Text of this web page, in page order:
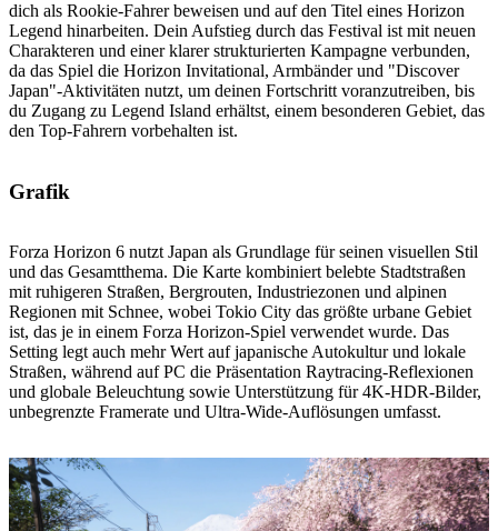
dich als Rookie-Fahrer beweisen und auf den Titel eines Horizon
Legend hinarbeiten. Dein Aufstieg durch das Festival ist mit neuen
Charakteren und einer klarer strukturierten Kampagne verbunden,
da das Spiel die Horizon Invitational, Armbänder und "Discover
Japan"-Aktivitäten nutzt, um deinen Fortschritt voranzutreiben, bis
du Zugang zu Legend Island erhältst, einem besonderen Gebiet, das
den Top-Fahrern vorbehalten ist.
Grafik
Forza Horizon 6 nutzt Japan als Grundlage für seinen visuellen Stil
und das Gesamtthema. Die Karte kombiniert belebte Stadtstraßen
mit ruhigeren Straßen, Bergrouten, Industriezonen und alpinen
Regionen mit Schnee, wobei Tokio City das größte urbane Gebiet
ist, das je in einem Forza Horizon-Spiel verwendet wurde. Das
Setting legt auch mehr Wert auf japanische Autokultur und lokale
Straßen, während auf PC die Präsentation Raytracing-Reflexionen
und globale Beleuchtung sowie Unterstützung für 4K-HDR-Bilder,
unbegrenzte Framerate und Ultra-Wide-Auflösungen umfasst.